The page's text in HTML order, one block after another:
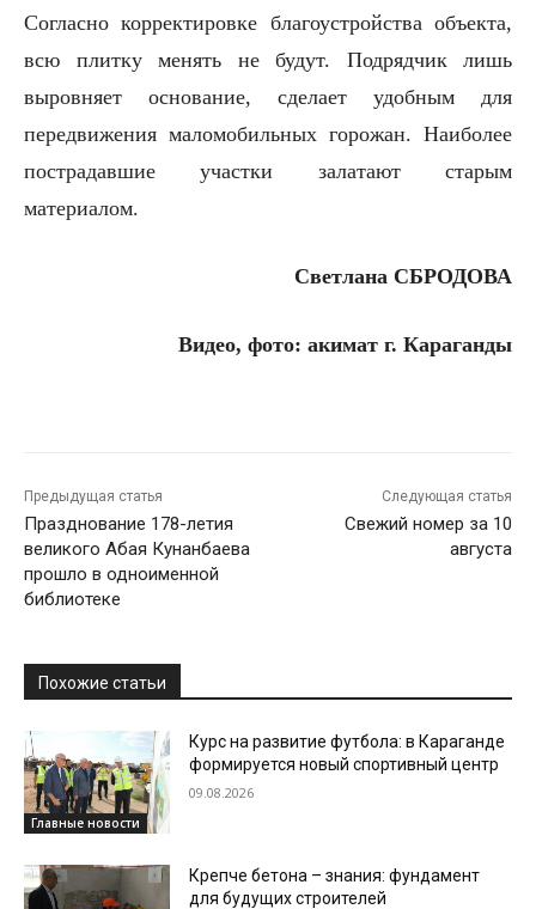
Согласно корректировке благоустройства объекта,
всю плитку менять не будут. Подрядчик лишь
выровняет основание, сделает удобным для
передвижения маломобильных горожан. Наиболее
пострадавшие участки залатают старым
материалом.
Светлана СБРОДОВА
Видео, фото: акимат г. Караганды
Предыдущая статья
Празднование 178-летия
великого Абая Кунанбаева
прошло в одноименной
библиотеке
Следующая статья
Свежий номер за 10
августа
Похожие статьи
Главные новости
Курс на развитие футбола: в Караганде
формируется новый спортивный центр
09.08.2026
Крепче бетона – знания: фундамент
для будущих строителей